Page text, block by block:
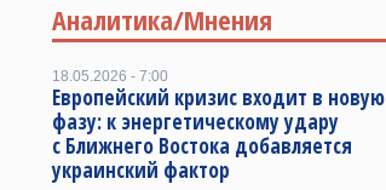
Аналитика/Мнения
18.05.2026 - 7:00
Европейский кризис входит в новую
фазу: к энергетическому удару
с Ближнего Востока добавляется
украинский фактор